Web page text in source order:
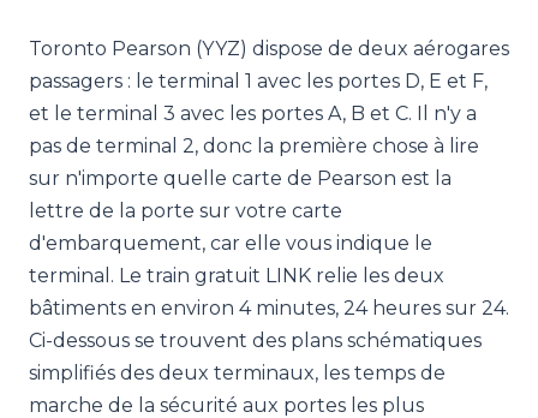
Toronto Pearson (YYZ) dispose de deux aérogares
passagers : le terminal 1 avec les portes D, E et F,
et le terminal 3 avec les portes A, B et C. Il n'y a
pas de terminal 2, donc la première chose à lire
sur n'importe quelle carte de Pearson est la
lettre de la porte sur votre carte
d'embarquement, car elle vous indique le
terminal. Le train gratuit LINK relie les deux
bâtiments en environ 4 minutes, 24 heures sur 24.
Ci-dessous se trouvent des plans schématiques
simplifiés des deux terminaux, les temps de
marche de la sécurité aux portes les plus